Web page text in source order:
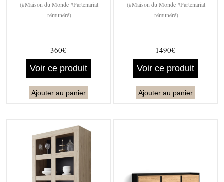
(#Maison du Monde #Partenariat
rémunéré)
360€
Voir ce produit
Ajouter au panier
(#Maison du Monde #Partenariat
rémunéré)
1490€
Voir ce produit
Ajouter au panier